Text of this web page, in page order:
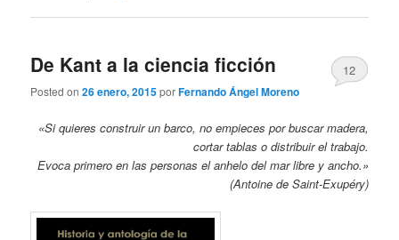
De Kant a la ciencia ficción
Posted on26 enero, 2015porFernando Ángel Moreno
12
«Si quieres construir un barco, no empieces por buscar madera,
cortar tablas o distribuir el trabajo.
Evoca primero en las personas el anhelo del mar libre y ancho.»
(Antoine de Saint-Exupéry)